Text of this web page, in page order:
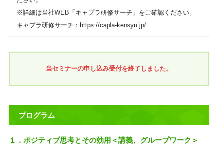
※詳細は当社WEB「キャプラ研修サーチ」をご確認ください。
キャプラ研修サーチ： https://capla-kensyu.jp/
当セミナーの申し込み受付を終了しました。
プログラム
１．ポジティブ思考とその効用＜講義、グループワーク＞